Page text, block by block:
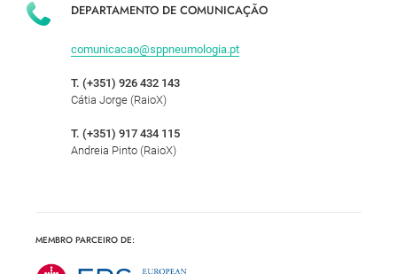
DEPARTAMENTO DE COMUNICAÇÃO
comunicacao@sppneumologia.pt
T. (+351) 926 432 143
Cátia Jorge (RaioX)
T. (+351) 917 434 115
Andreia Pinto (RaioX)
MEMBRO PARCEIRO DE: